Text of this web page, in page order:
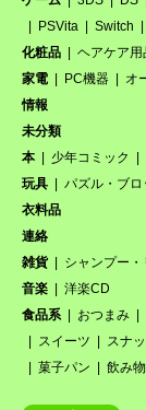
PSVita
Switch
化粧品
ヘアケア用
家電
PC機器
オ
情報
未分類
本
少年コミック
玩具
パズル・ブロ
衣料品
連絡
雑貨
シャンプー・
音楽
洋楽CD
食品系
おつまみ
スイーツ
スナ
菓子パン
飲み物